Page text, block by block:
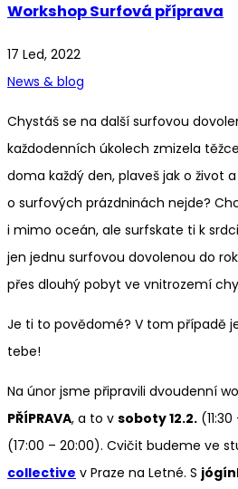
Workshop Surfová příprava
17 Led, 2022
News & blog
Chystáš se na další surfovou
každodenních úkolech zmizela
doma každý den, plaveš jak o život
o surfových prázdninách nejde?
i mimo oceán, ale surfskate ti k
jen jednu surfovou dovolenou do
přes dlouhý pobyt ve vnitrozemí
Je ti to povědomé? V tom případě
tebe!
Na únor jsme připravili dvoudenní
PŘÍPRAVA, a to v soboty 12.2.
(17:00 – 20:00). Cvičit budeme ve
collective v Praze na Letné. S